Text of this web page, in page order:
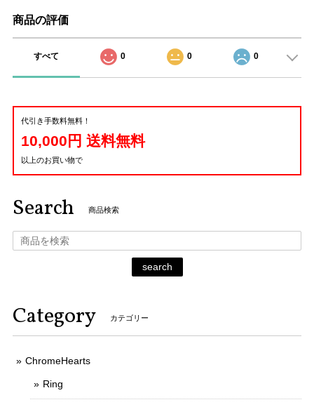
商品の評価
すべて 0 0 0
代引き手数料無料！
10,000円 送料無料
以上のお買い物で
Search 商品検索
search
Category カテゴリー
ChromeHearts
Ring